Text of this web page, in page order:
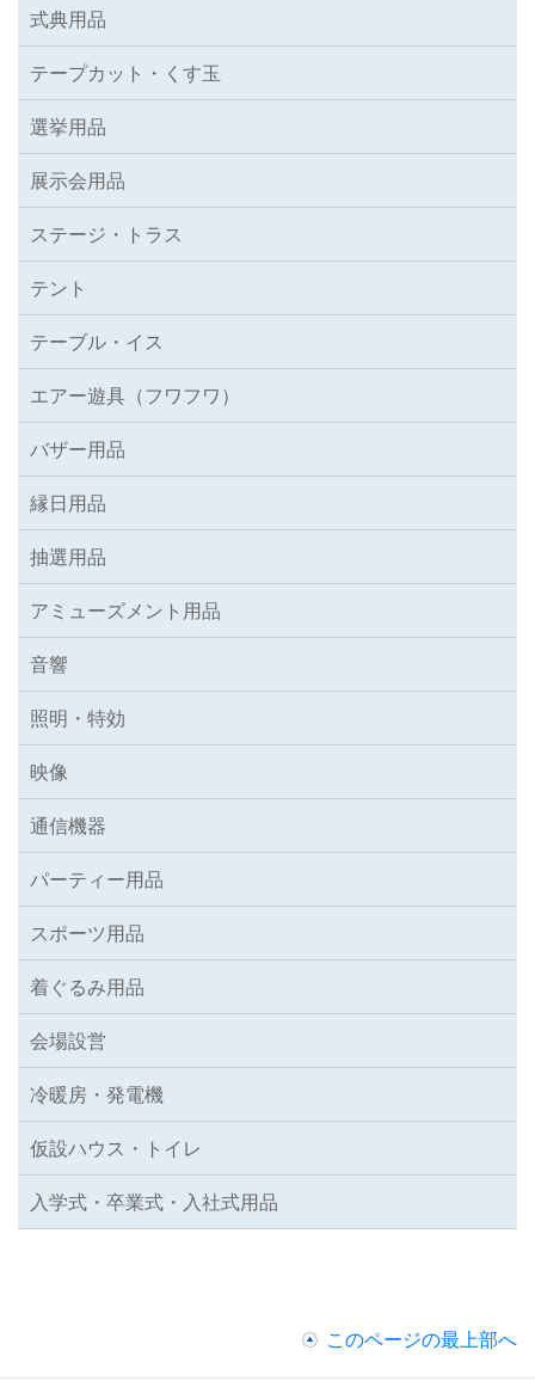
式典用品
テープカット・くす玉
選挙用品
展示会用品
ステージ・トラス
テント
テーブル・イス
エアー遊具（フワフワ）
バザー用品
縁日用品
抽選用品
アミューズメント用品
音響
照明・特効
映像
通信機器
パーティー用品
スポーツ用品
着ぐるみ用品
会場設営
冷暖房・発電機
仮設ハウス・トイレ
入学式・卒業式・入社式用品
このページの最上部へ